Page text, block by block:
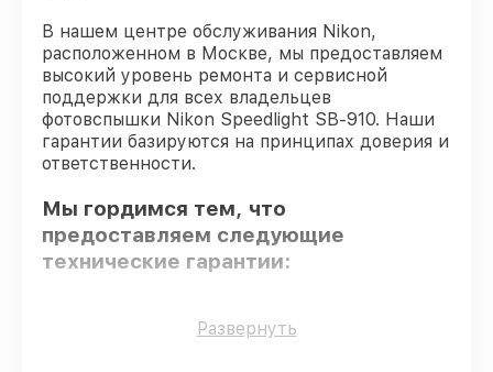
В нашем центре обслуживания Nikon,
расположенном в Москве, мы предоставляем
высокий уровень ремонта и сервисной
поддержки для всех владельцев
фотовспышки Nikon Speedlight SB-910. Наши
гарантии базируются на принципах доверия и
ответственности.
Мы гордимся тем, что
предоставляем следующие
технические гарантии:
Оригинальные детали– гарантируем
Развернуть